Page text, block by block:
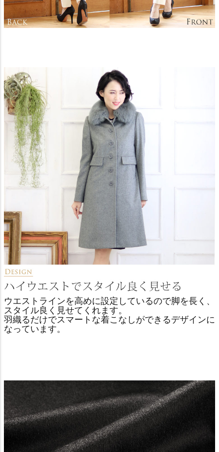
ウエストラインを高めに設定しているので脚を長く、
スタイル良く見せてくれます。
羽織るだけでスマートな着こなしができるデザインに
なっています。